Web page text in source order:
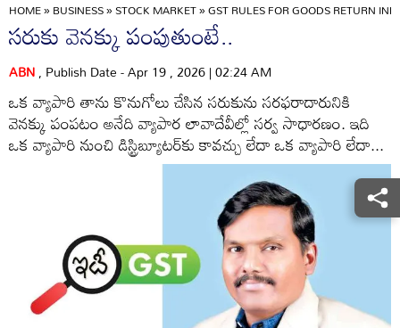
HOME»BUSINESS»STOCK MARKET»GST RULES FOR GOODS RETURN
సరుకు వెనక్కు పంపుతుంటే..
ABN, Publish Date - Apr 19 , 2026 | 02:24 AM
ఒక వ్యాపారి తాను కొనుగోలు చేసిన సరుకును సరఫరాదారునికి
వెనక్కు పంపటం అనేది వ్యాపార లావాదేవీల్లో సర్వ సాధారణం. ఇది
ఒక వ్యాపారి నుంచి డిస్ట్రిబ్యూటర్‌కు కావచ్చు లేదా ఒక వ్యాపారి లేదా...